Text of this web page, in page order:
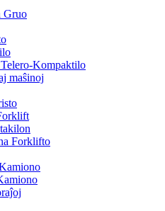
Gruo
Kompaktilo
maŝinoj
Forklifto